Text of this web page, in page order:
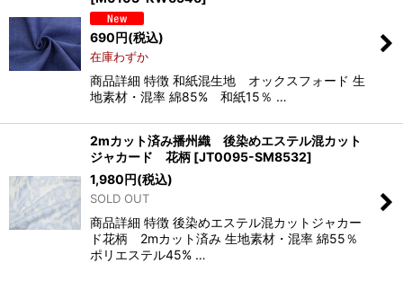
690円(税込)
在庫わずか
商品詳細 特徴 和紙混生地 オックスフォード 生
地素材・混率 綿85% 和紙15％ …
2mカット済み播州織 後染めエステル混カット
ジャカード 花柄 [JT0095-SM8532]
1,980円(税込)
SOLD OUT
商品詳細 特徴 後染めエステル混カットジャカー
ド花柄 2mカット済み 生地素材・混率 綿55％
ポリエステル45% …